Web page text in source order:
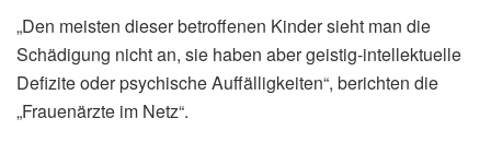
„Den meisten dieser betroffenen Kinder sieht man die
Schädigung nicht an, sie haben aber geistig-intellektuelle
Defizite oder psychische Auffälligkeiten“, berichten die
„Frauenärzte im Netz“.